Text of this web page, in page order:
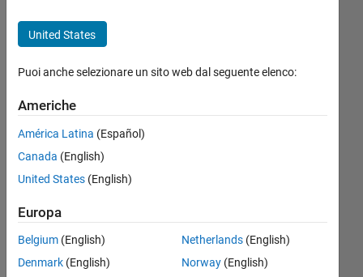
identify
a for
loop?
Feliciano
1 Ago
2020
1
Risposta
United States
Puoi anche selezionare un sito web dal seguente elenco:
Americhe
América Latina (Español)
Canada (English)
United States (English)
Europa
Belgium (English)
Denmark (English)
Netherlands(English)
Norway(English)